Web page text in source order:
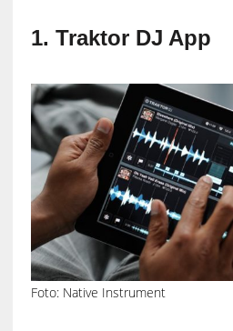
1. Traktor DJ App
Foto: Native Instrument